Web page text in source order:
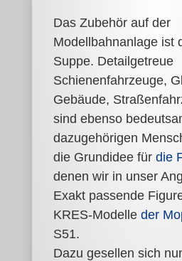
Das Zubehör auf der
Modellbahnanlage ist
Suppe. Detailgetreue
Schienenfahrzeuge,
Gebäude,
sind ebenso
dazugehörigen
die Grundidee für die
denen wir in unser
Exakt passende
KRES-Modelle der
S51.
Dazu gesellen sich